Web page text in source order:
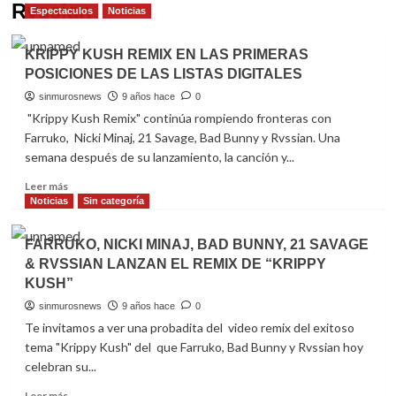
Rvssian
Espectaculos Noticias
KRIPPY KUSH REMIX EN LAS PRIMERAS
POSICIONES DE LAS LISTAS DIGITALES
sinmurosnews 9 años hace 0
"Krippy Kush Remix" continúa rompiendo fronteras con
Farruko, Nicki Minaj, 21 Savage, Bad Bunny y Rvssian. Una
semana después de su lanzamiento, la canción y...
Leer másRead
more
KRIPPY
KUSH
REMIX
EN
LAS
POSICIONES
DE
LAS
Noticias Sin categoría
FARRUKO, NICKI MINAJ, BAD BUNNY, 21 SAVAGE
& RVSSIAN LANZAN EL REMIX DE “KRIPPY
KUSH”
sinmurosnews 9 años hace 0
Te invitamos a ver una probadita del video remix del exitoso
tema "Krippy Kush" del que Farruko, Bad Bunny y Rvssian hoy
celebran su...
Read